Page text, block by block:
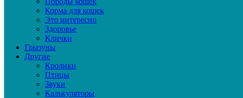
Корма для кошек
Это интересно
Здоровье
Клички
Грызуны
Другие
Кролики
Птицы
Звуки
Калькуляторы